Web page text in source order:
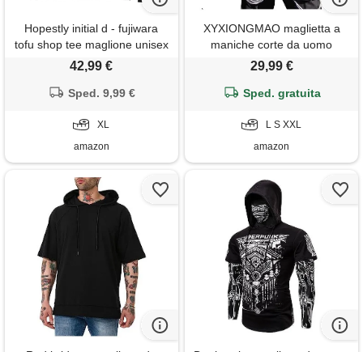
Hopestly initial d - fujiwara
tofu shop tee maglione unisex
uomo donna nero girocollo
men's women's black
42,99 €
Sped. 9,99 €
XL
amazon
XYXIONGMAO maglietta a
maniche corte da uomo
casual sciolto coppia felpe
streetwear hip hop magliette
29,99 €
Sped. gratuita
L S XXL
amazon